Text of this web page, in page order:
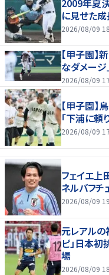
2009年夏
に見せた
2026/08/09
【甲子園】
なダメー
2026/08/09
【甲子園
「下浦に頼
2026/08/09
フェイエ上
ネルバフ
2026/08/09
元レアルの
ピ」日本
場
2026/08/09